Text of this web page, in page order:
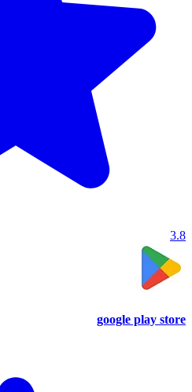
3.8
google play store